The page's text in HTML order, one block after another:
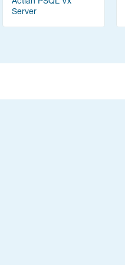
Server